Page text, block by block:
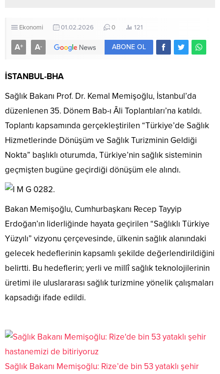
Ekonomi 01.02.2026 0 121
A+ A- ABONE OL
İSTANBUL-BHA
Sağlık Bakanı Prof. Dr. Kemal Memişoğlu, İstanbul’da
düzenlenen 35. Dönem Bab-ı Âli Toplantıları’na katıldı.
Toplantı kapsamında gerçekleştirilen “Türkiye’de Sağlık
Hizmetlerinde Dönüşüm ve Sağlık Turizminin Geldiği
Nokta” başlıklı oturumda, Türkiye’nin sağlık sisteminin
geçmişten bugüne geçirdiği dönüşüm ele alındı.
.
Bakan Memişoğlu, Cumhurbaşkanı Recep Tayyip
Erdoğan’ın liderliğinde hayata geçirilen “Sağlıklı Türkiye
Yüzyılı” vizyonu çerçevesinde, ülkenin sağlık alanındaki
gelecek hedeflerinin kapsamlı şekilde değerlendirildiğini
belirtti. Bu hedeflerin; yerli ve millî sağlık teknolojilerinin
üretimi ile uluslararası sağlık turizmine yönelik çalışmaları
kapsadığı ifade edildi.
Sağlık Bakanı Memişoğlu: Rize’de bin 53 yataklı şehir